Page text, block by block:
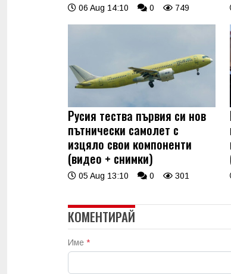
06 Aug 14:10 0 749
Русия тества първия си нов
пътнически самолет с
изцяло свои компоненти
(видео + снимки)
05 Aug 13:10 0 301
КОМЕНТИРАЙ
Име *